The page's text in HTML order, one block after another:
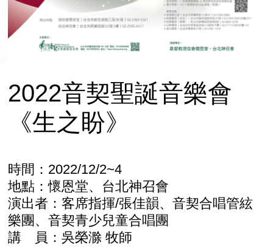
2022音契聖誕音樂會
《生之盼》
時間：2022/12/2~4
地點：懷恩堂、台北神召會
演出者：客席指揮/張佳韻、音契合唱管絃
樂團、音契青少兒童合唱團
講 員：吳榮滁 牧師